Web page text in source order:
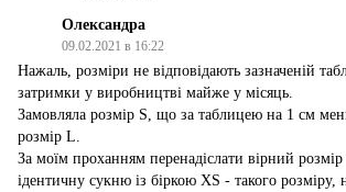
Олександра
09.02.2021 в 16:22
Нажаль, розміри не відповідають зазначеній
затримки у виробництві майже у місяць.
Замовляла розмір S, що за таблицею на 1 см
розмір L.
За моїм проханням перенадіслати вірний
ідентичну сукню із біркою XS - такого розміру,